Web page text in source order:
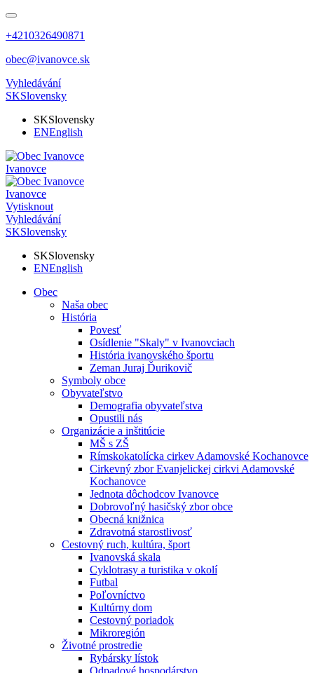
+4210326490871
obec@ivanovce.sk
Vyhledávání
SKSlovensky
SKSlovensky
ENEnglish
Ivanovce
Ivanovce
Vytisknout
Vyhledávání
SKSlovensky
SKSlovensky
ENEnglish
Obec
Naša obec
História
Povesť
Osídlenie "Skaly" v Ivanovciach
História ivanovského športu
Zeman Juraj Ďurikovič
Symboly obce
Obyvateľstvo
Demografia obyvateľstva
Opustili nás
Organizácie a inštitúcie
MŠ s ZŠ
Rímskokatolícka cirkev Adamovské Kochanovce
Cirkevný zbor Evanjelickej cirkvi Adamovské
Kochanovce
Jednota dôchodcov Ivanovce
Dobrovoľný hasičský zbor obce
Obecná knižnica
Zdravotná starostlivosť
Cestovný ruch, kultúra, šport
Ivanovská skala
Cyklotrasy a turistika v okolí
Futbal
Poľovníctvo
Kultúrny dom
Cestovný poriadok
Mikroregión
Životné prostredie
Rybársky lístok
Odpadové hospodárstvo